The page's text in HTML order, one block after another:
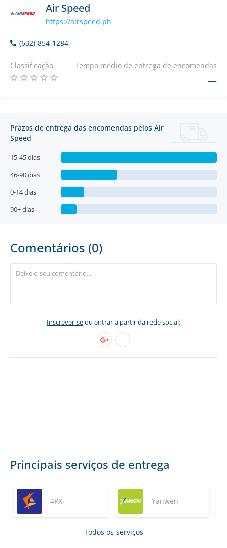
Air Speed
https://airspeed.ph
(632) 854-1284
Classificação Tempo médio de entrega de encomendas
—
Prazos de entrega das encomendas pelos Air
Speed
15-45 dias
46-90 dias
0-14 dias
90+ dias
Comentários (0)
Inscrever-seou entrar a partir da rede social:
Principais serviços de entrega
4PX Yanwen
Todos os serviços